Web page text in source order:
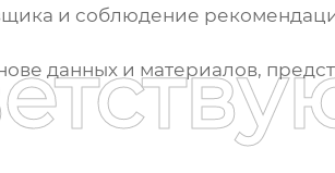
и соблюдение
данных и материалов,